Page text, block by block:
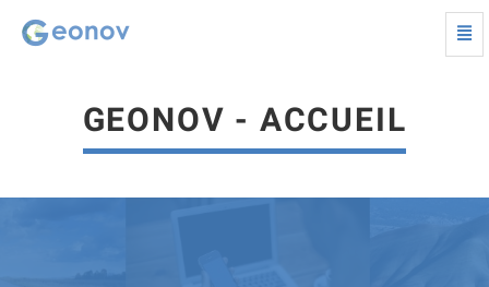
GEONOV - ACCUEIL